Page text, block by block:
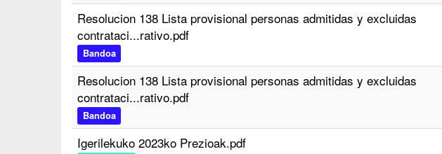
Resolucion 138 Lista provisional personas admitidas y excluidas
contrataci...rativo.pdf
Bandoa
Resolucion 138 Lista provisional personas admitidas y excluidas
contrataci...rativo.pdf
Bandoa
Igerilekuko 2023ko Prezioak.pdf